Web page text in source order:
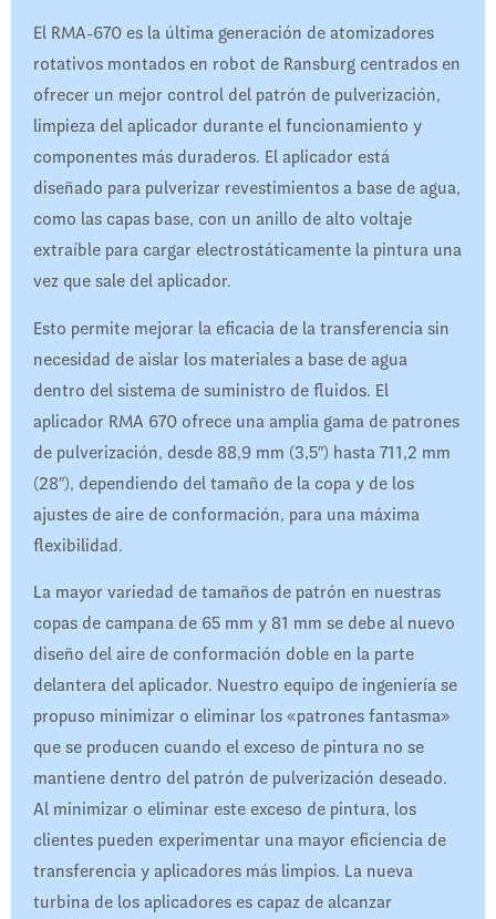
El RMA-670 es la última generación de atomizadores
rotativos montados en robot de Ransburg centrados en
ofrecer un mejor control del patrón de pulverización,
limpieza del aplicador durante el funcionamiento y
componentes más duraderos. El aplicador está
diseñado para pulverizar revestimientos a base de agua,
como las capas base, con un anillo de alto voltaje
extraíble para cargar electrostáticamente la pintura una
vez que sale del aplicador.
Esto permite mejorar la eficacia de la transferencia sin
necesidad de aislar los materiales a base de agua
dentro del sistema de suministro de fluidos. El
aplicador RMA 670 ofrece una amplia gama de patrones
de pulverización, desde 88,9 mm (3,5″) hasta 711,2 mm
(28″), dependiendo del tamaño de la copa y de los
ajustes de aire de conformación, para una máxima
flexibilidad.
La mayor variedad de tamaños de patrón en nuestras
copas de campana de 65 mm y 81 mm se debe al nuevo
diseño del aire de conformación doble en la parte
delantera del aplicador. Nuestro equipo de ingeniería se
propuso minimizar o eliminar los «patrones fantasma»
que se producen cuando el exceso de pintura no se
mantiene dentro del patrón de pulverización deseado.
Al minimizar o eliminar este exceso de pintura, los
clientes pueden experimentar una mayor eficiencia de
transferencia y aplicadores más limpios. La nueva
turbina de los aplicadores es capaz de alcanzar